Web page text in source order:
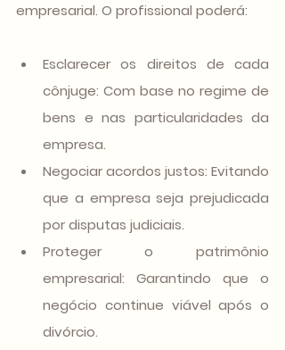
empresarial. O profissional poderá:
Esclarecer os direitos de cada
cônjuge: Com base no regime de
bens e nas particularidades da
empresa.
Negociar acordos justos: Evitando
que a empresa seja prejudicada
por disputas judiciais.
Proteger o patrimônio
empresarial: Garantindo que o
negócio continue viável após o
divórcio.